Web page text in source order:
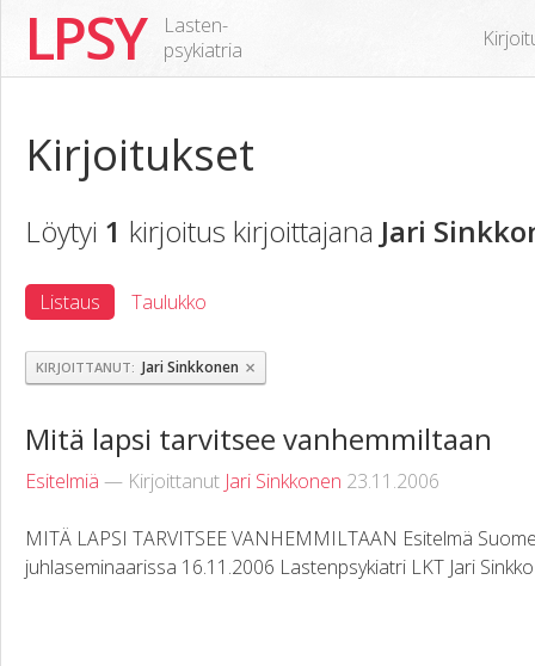
LPSY
Lasten-
psykiatria
Kirjoitukset
Löytyi 1 kirjoitus kirjoittajana Jari
Listaus Taulukko
KIRJOITTANUT Jari Sinkkonen ×
Mitä lapsi tarvitsee vanhemmiltaan
Esitelmiä — Kirjoittanut Jari Sinkkonen 23.11.2006
MITÄ LAPSI TARVITSEE VANHEMMILTAAN Esitelmä
juhlaseminaarissa 16.11.2006 Lastenpsykiatri LKT Jari